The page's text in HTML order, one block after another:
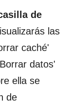
de
las
caché'
datos'
ella se
de